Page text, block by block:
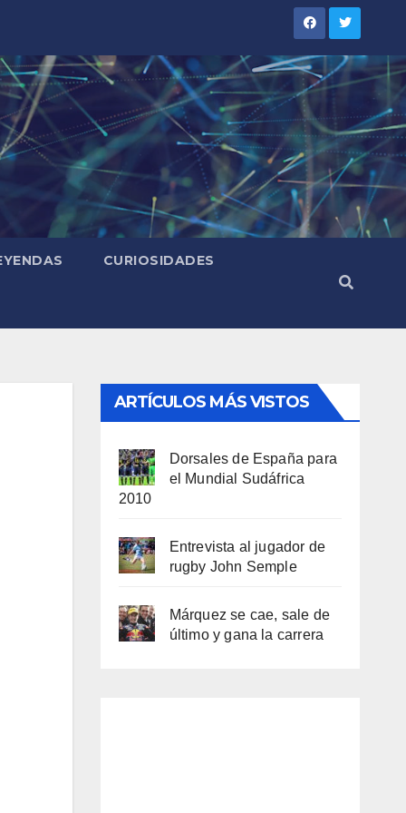
CURIOSIDADES
ARTÍCULOS MÁS VISTOS
Dorsales de España para
el Mundial Sudáfrica
2010
Entrevista al jugador de
rugby John Semple
Márquez se cae, sale de
último y gana la carrera